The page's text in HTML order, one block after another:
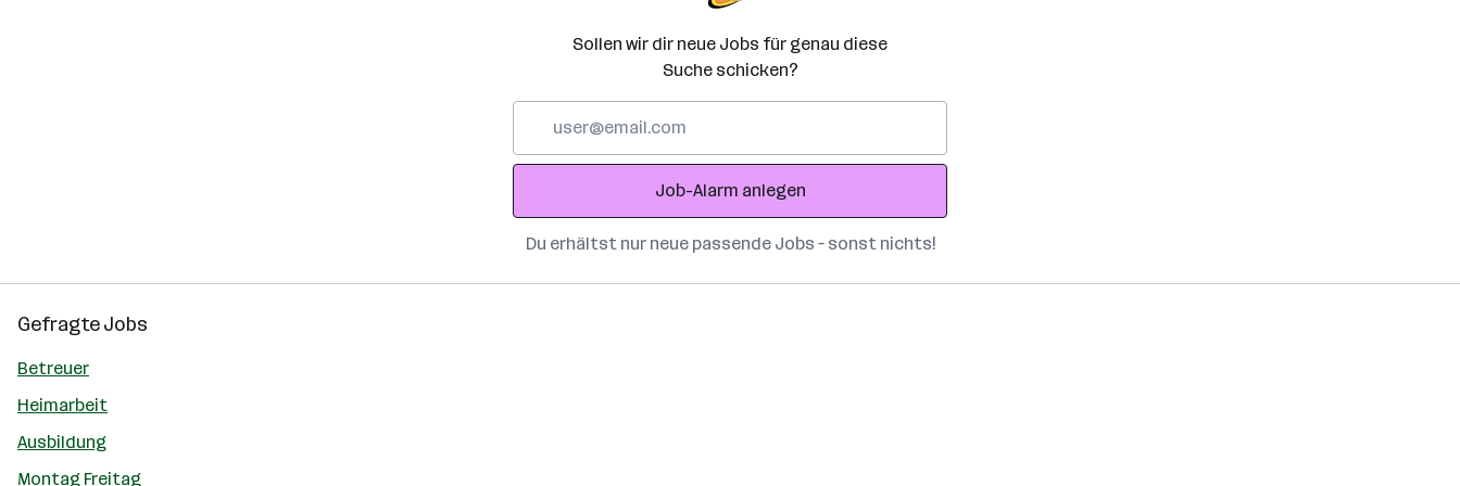
Sollen wir dir neue Jobs für genau diese
Suche schicken?
Adresse
Job-Alarm anlegen
Du erhältst nur neue passende Jobs – sonst nichts!
Gefragte Jobs
Betreuer
Heimarbeit
Ausbildung
Montag Freitag